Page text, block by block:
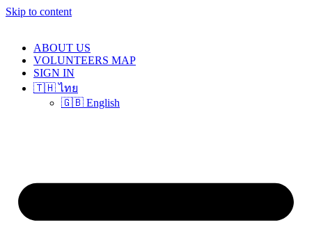
Skip to content
ABOUT US
VOLUNTEERS MAP
SIGN IN
🇹🇭 ไทย
🇬🇧 English